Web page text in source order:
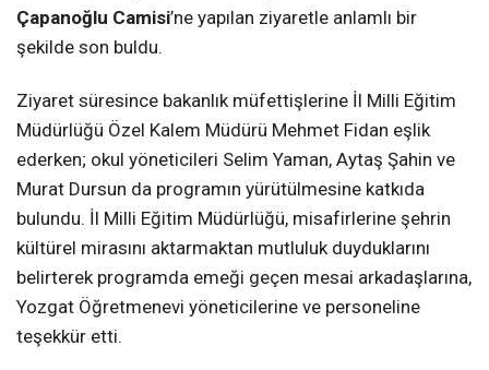
Çapanoğlu Camisi’ne yapılan ziyaretle anlamlı bir
şekilde son buldu.
Ziyaret süresince bakanlık müfettişlerine İl Milli Eğitim
Müdürlüğü Özel Kalem Müdürü Mehmet Fidan eşlik
ederken; okul yöneticileri Selim Yaman, Aytaş Şahin ve
Murat Dursun da programın yürütülmesine katkıda
bulundu. İl Milli Eğitim Müdürlüğü, misafirlerine şehrin
kültürel mirasını aktarmaktan mutluluk duyduklarını
belirterek programda emeği geçen mesai arkadaşlarına,
Yozgat Öğretmenevi yöneticilerine ve personeline
teşekkür etti.